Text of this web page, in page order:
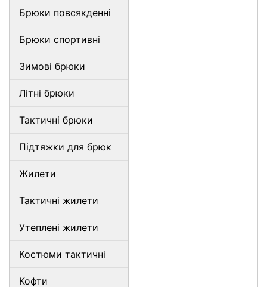
Брюки повсякденні
Брюки спортивні
Зимові брюки
Літні брюки
Тактичні брюки
Підтяжки для брюк
Жилети
Тактичні жилети
Утеплені жилети
Костюми тактичні
Кофти